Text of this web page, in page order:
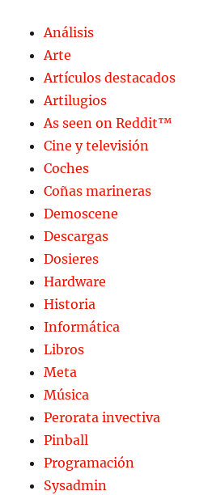
Análisis
Arte
Artículos destacados
Artilugios
As seen on Reddit™
Cine y televisión
Coches
Coñas marineras
Demoscene
Descargas
Dosieres
Hardware
Historia
Informática
Libros
Meta
Música
Perorata invectiva
Pinball
Programación
Sysadmin